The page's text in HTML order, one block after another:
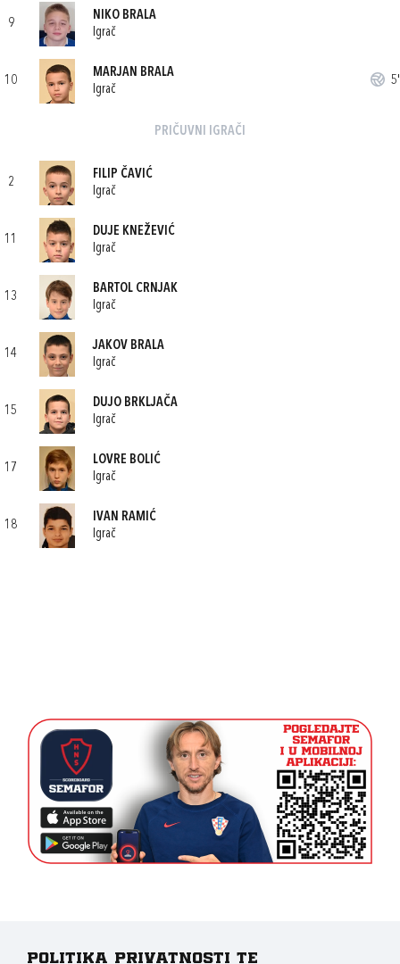
9
NIKO BRALA
Igrač
10
MARJAN BRALA
Igrač
5'
PRIČUVNI IGRAČI
2
FILIP ČAVIĆ
Igrač
11
DUJE KNEŽEVIĆ
Igrač
13
BARTOL CRNJAK
Igrač
14
JAKOV BRALA
Igrač
15
DUJO BRKLJAČA
Igrač
17
LOVRE BOLIĆ
Igrač
18
IVAN RAMIĆ
Igrač
Politika privatnosti te